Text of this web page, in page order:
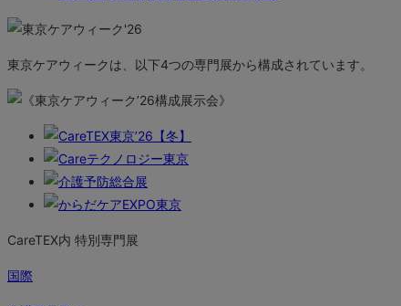
東京ケアウィークは、以下4つの専門展から構成されています。
CareTEX内 特別専門展
国際